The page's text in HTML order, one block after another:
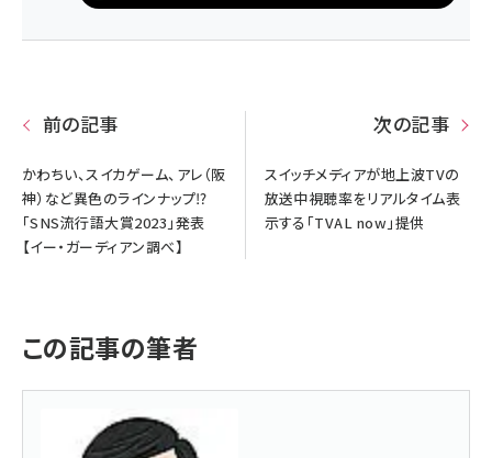
前の記事
かわちい、スイカゲーム、アレ（阪
神）など異色のラインナップ⁉
「SNS流行語大賞2023」発表
【イー・ガーディアン調べ】
次の記事
スイッチメディアが地上波TVの
放送中視聴率をリアルタイム表
示する「TVAL now」提供
この記事の筆者